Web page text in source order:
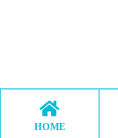
HOME